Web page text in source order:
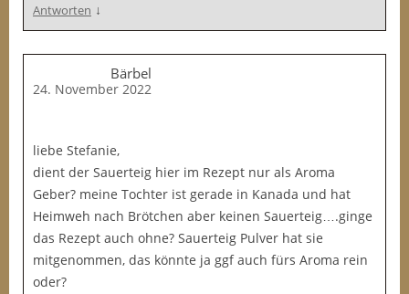
Antworten ↓
Bärbel
24. November 2022
liebe Stefanie,
dient der Sauerteig hier im Rezept nur als Aroma
Geber? meine Tochter ist gerade in Kanada und hat
Heimweh nach Brötchen aber keinen Sauerteig….ginge
das Rezept auch ohne? Sauerteig Pulver hat sie
mitgenommen, das könnte ja ggf auch fürs Aroma rein
oder?